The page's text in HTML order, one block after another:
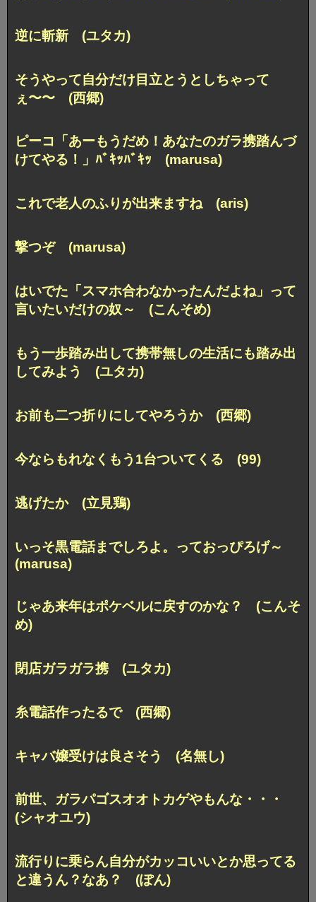
逆に斬新 (ユタカ)
そうやって自分だけ目立とうとしちゃって
ぇ〜〜 (西郷)
ピーコ「あーもうだめ！あなたのガラ携踏んづ
けてやる！」ﾊﾞｷｯﾊﾞｷｯ (marusa)
これで老人のふりが出来ますね (aris)
撃つぞ (marusa)
はいでた「スマホ合わなかったんだよね」って
言いたいだけの奴～ (こんそめ)
もう一歩踏み出して携帯無しの生活にも踏み出
してみよう (ユタカ)
お前も二つ折りにしてやろうか (西郷)
今ならもれなくもう1台ついてくる (99)
逃げたか (立見鶏)
いっそ黒電話までしろよ。っておっぴろげ～
(marusa)
じゃあ来年はポケベルに戻すのかな？ (こんそ
め)
閉店ガラガラ携 (ユタカ)
糸電話作ったるで (西郷)
キャバ嬢受けは良さそう (名無し)
前世、ガラパゴスオオトカゲやもんな・・・
(シャオユウ)
流行りに乗らん自分がカッコいいとか思ってる
と違うん？なあ？ (ぽん)